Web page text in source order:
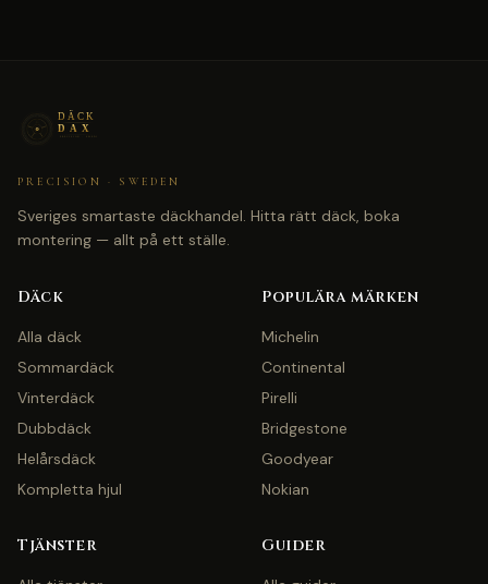
PRECISION · SWEDEN
Sveriges smartaste däckhandel. Hitta rätt däck, boka
montering — allt på ett ställe.
Däck
Alla däck
Sommardäck
Vinterdäck
Dubbdäck
Helårsdäck
Kompletta hjul
Populära märken
Michelin
Continental
Pirelli
Bridgestone
Goodyear
Nokian
Tjänster Guider